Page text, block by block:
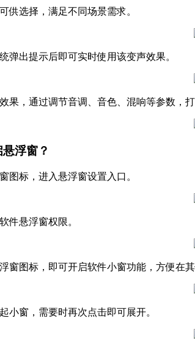
供选择，满足不同场景需求。
弹出提示后即可实时使用该变声效果。
果，通过调节音调、音色、混响等参数，
浮窗？
图标，进入悬浮窗设置入口。
件悬浮窗权限。
窗图标，即可开启软件小窗功能，方便在其
小窗，需要时再次点击即可展开。